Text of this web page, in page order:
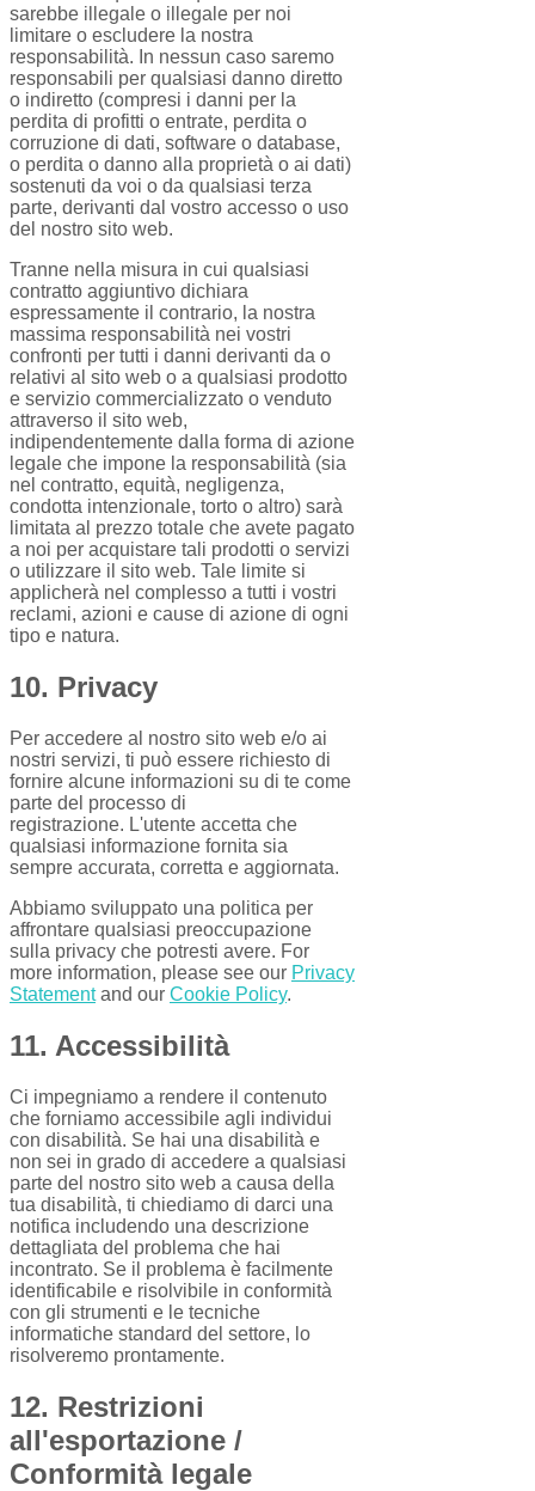
sarebbe illegale o illegale per noi
limitare o escludere la nostra
responsabilità. In nessun caso saremo
responsabili per qualsiasi danno diretto
o indiretto (compresi i danni per la
perdita di profitti o entrate, perdita o
corruzione di dati, software o database,
o perdita o danno alla proprietà o ai dati)
sostenuti da voi o da qualsiasi terza
parte, derivanti dal vostro accesso o uso
del nostro sito web.
Tranne nella misura in cui qualsiasi
contratto aggiuntivo dichiara
espressamente il contrario, la nostra
massima responsabilità nei vostri
confronti per tutti i danni derivanti da o
relativi al sito web o a qualsiasi prodotto
e servizio commercializzato o venduto
attraverso il sito web,
indipendentemente dalla forma di azione
legale che impone la responsabilità (sia
nel contratto, equità, negligenza,
condotta intenzionale, torto o altro) sarà
limitata al prezzo totale che avete pagato
a noi per acquistare tali prodotti o servizi
o utilizzare il sito web. Tale limite si
applicherà nel complesso a tutti i vostri
reclami, azioni e cause di azione di ogni
tipo e natura.
10. Privacy
Per accedere al nostro sito web e/o ai
nostri servizi, ti può essere richiesto di
fornire alcune informazioni su di te come
parte del processo di
registrazione. L'utente accetta che
qualsiasi informazione fornita sia
sempre accurata, corretta e aggiornata.
Abbiamo sviluppato una politica per
affrontare qualsiasi preoccupazione
sulla privacy che potresti avere. For
more information, please see our Privacy
Statementand our Cookie Policy.
11. Accessibilità
Ci impegniamo a rendere il contenuto
che forniamo accessibile agli individui
con disabilità. Se hai una disabilità e
non sei in grado di accedere a qualsiasi
parte del nostro sito web a causa della
tua disabilità, ti chiediamo di darci una
notifica includendo una descrizione
dettagliata del problema che hai
incontrato. Se il problema è facilmente
identificabile e risolvibile in conformità
con gli strumenti e le tecniche
informatiche standard del settore, lo
risolveremo prontamente.
12. Restrizioni
all'esportazione /
Conformità legale